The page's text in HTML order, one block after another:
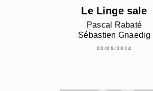
Le Linge sale
Pascal Rabaté
Sébastien Gnaedig
03/09/2014